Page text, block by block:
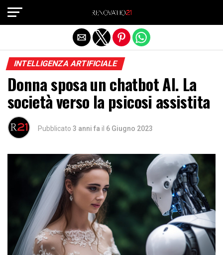
INTELLIGENZA ARTIFICIALE
Donna sposa un chatbot AI. La
società verso la psicosi assistita
Pubblicato 3 anni fa il 6 Giugno 2023
Exit mobile version